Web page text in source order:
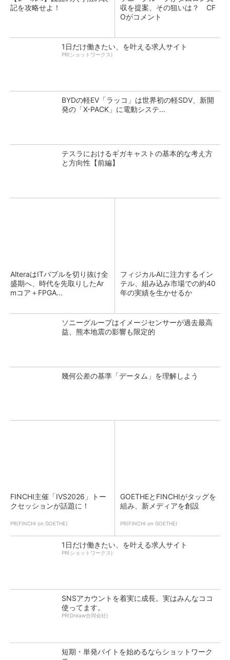
記を攻略せよ！
収を提案、その狙いは？ CF
Oがコメント
1日だけ働きたい、を叶える求人サイト
PR(ショットワークス)
BYDの軽EV「ラッコ」は世界初の軽SDV、新開
発の「X-PACK」に電動システ...
テスラにおけるギガキャストの基本的な考え方
と方向性【前編】
AlteraはITバブルを切り抜け全
盛期へ、時代を先取りしたAr
mコア＋FPGA...
フィジカルAIに注力するイン
テル、組み込み市場での約40
年の実績を生かせるか
ソニーグループはイメージセンサーが過去最高
益、熊本地震の影響も限定的
幾何公差の基準「データム」を理解しよう
FINCHI主催「IVS2026」トー
クセッションが話題に！
PR(FINCHI on GOETHE)
GOETHEとFINCHIがタッグを
組み、新メディアを創設
PR(FINCHI on GOETHE)
1日だけ働きたい、を叶える求人サイト
PR(ショットワークス)
SNSアカウントを着実に成長。実はみんなココ
使ってます。
PR(Dreaw合同会社)
短期・単発バイトを始めるならショットワーク